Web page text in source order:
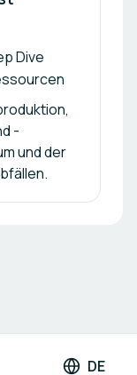
DE
Dive
-
und der
Impressum